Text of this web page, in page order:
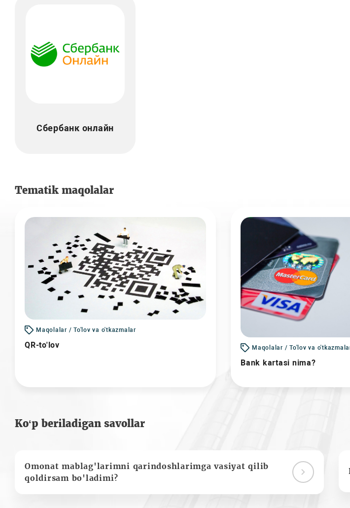
Сбербанк онлайн
Tematik maqolalar
Maqolalar / To'lov va o'tkazmalar
QR-to'lov Maqolalar / To'lov va
Bank kartasi nima?
Ko‘p beriladigan savollar
Omonat mablag'larimni qarindoshlarimga vasiyat qilib
qoldirsam bo'ladimi?